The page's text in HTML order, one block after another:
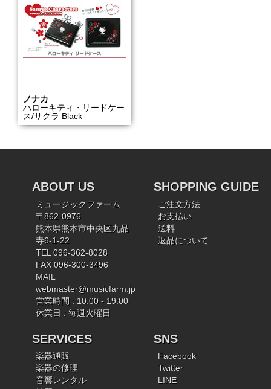
ノナカ
ハローキティ・リードケー
ス/サクラ Black
ABOUT US
ミュージックファーム
〒862-0976
熊本県熊本市中央区九品
寺6-1-22
TEL 096-362-8028
FAX 096-300-3496
MAIL
webmaster@musicfarm.jp
営業時間 : 10:00 - 19:00
休業日 : 毎週火曜日
SHOPPING GUIDE
ご注文方法
お支払い
送料
返品について
SERVICES
楽器通販
楽器の修理
音響レンタル
SNS
Facebook
Twitter
LINE